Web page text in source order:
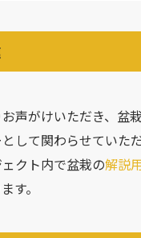
声がけいただき、盆
して関わらせていた
クト内で盆栽の解説
す。